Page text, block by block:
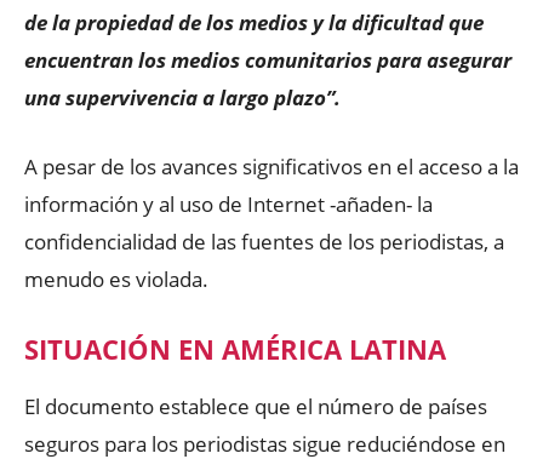
de la propiedad de los medios y la dificultad que
encuentran los medios comunitarios para asegurar
una supervivencia a largo plazo”.
A pesar de los avances significativos en el acceso a la
información y al uso de Internet -añaden- la
confidencialidad de las fuentes de los periodistas, a
menudo es violada.
SITUACIÓN EN AMÉRICA LATINA
El documento establece que el número de países
seguros para los periodistas sigue reduciéndose en